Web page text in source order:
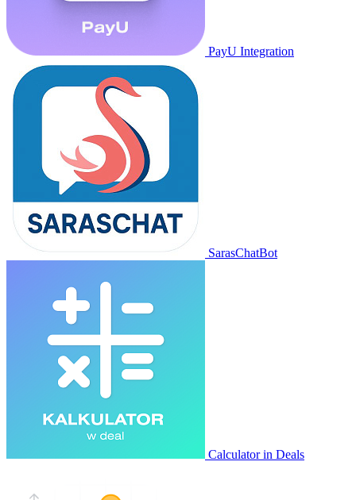
PayU Integration
SarasChatBot
Calculator in Deals